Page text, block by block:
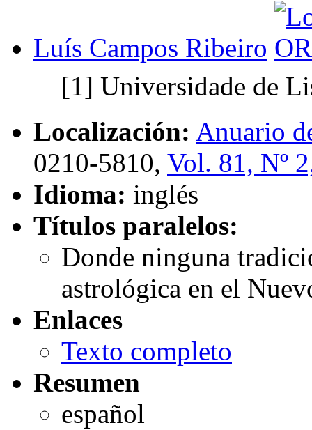
Luís Campos Ribeiro
[1] Universidade de
Localización: Anuario
0210-5810, Vol. 81, Nº
Idioma: inglés
Títulos paralelos:
Donde ninguna
astrológica en el
Enlaces
Texto completo
Resumen
español